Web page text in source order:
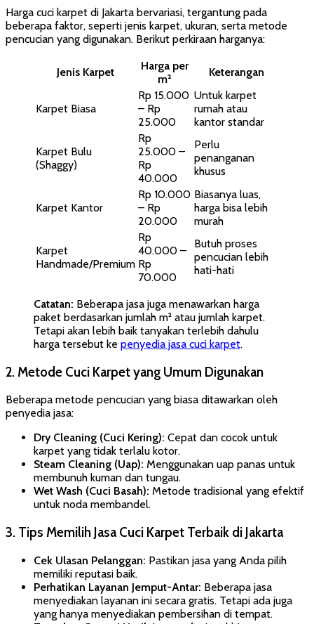
Harga cuci karpet di Jakarta bervariasi, tergantung pada
beberapa faktor, seperti jenis karpet, ukuran, serta metode
pencucian yang digunakan. Berikut perkiraan harganya:
Jenis Karpet
Harga per
m²
Keterangan
Karpet Biasa
Rp 15.000
– Rp
25.000
Untuk karpet
rumah atau
kantor standar
Karpet Bulu
(Shaggy)
Rp
25.000 –
Rp
40.000
Perlu
penanganan
khusus
Karpet Kantor
Rp 10.000
– Rp
20.000
Biasanya luas,
harga bisa lebih
murah
Karpet
Handmade/Premium
Rp
40.000 –
Rp
70.000
Butuh proses
pencucian lebih
hati-hati
Catatan: Beberapa jasa juga menawarkan harga
paket berdasarkan jumlah m² atau jumlah karpet.
Tetapi akan lebih baik tanyakan terlebih dahulu
harga tersebut ke penyedia jasa cuci karpet.
2. Metode Cuci Karpet yang Umum Digunakan
Beberapa metode pencucian yang biasa ditawarkan oleh
penyedia jasa:
Dry Cleaning (Cuci Kering): Cepat dan cocok untuk
karpet yang tidak terlalu kotor.
Steam Cleaning (Uap): Menggunakan uap panas untuk
membunuh kuman dan tungau.
Wet Wash (Cuci Basah): Metode tradisional yang efektif
untuk noda membandel.
3. Tips Memilih Jasa Cuci Karpet Terbaik di Jakarta
Cek Ulasan Pelanggan: Pastikan jasa yang Anda pilih
memiliki reputasi baik.
Perhatikan Layanan Jemput-Antar: Beberapa jasa
menyediakan layanan ini secara gratis. Tetapi ada juga
yang hanya menyediakan pembersihan di tempat.